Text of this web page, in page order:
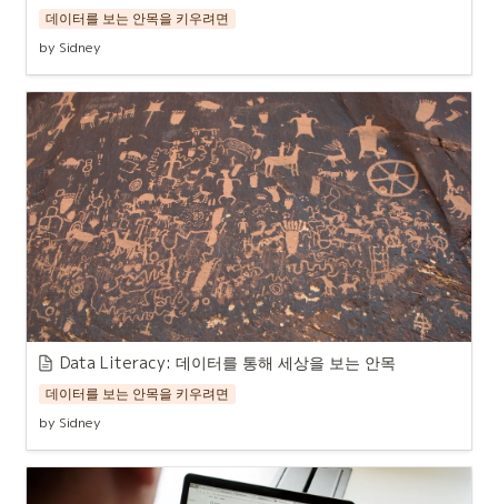
데이터를 보는 안목을 키우려면
by Sidney
Data Literacy: 데이터를 통해 세상을 보는 안목
데이터를 보는 안목을 키우려면
by Sidney